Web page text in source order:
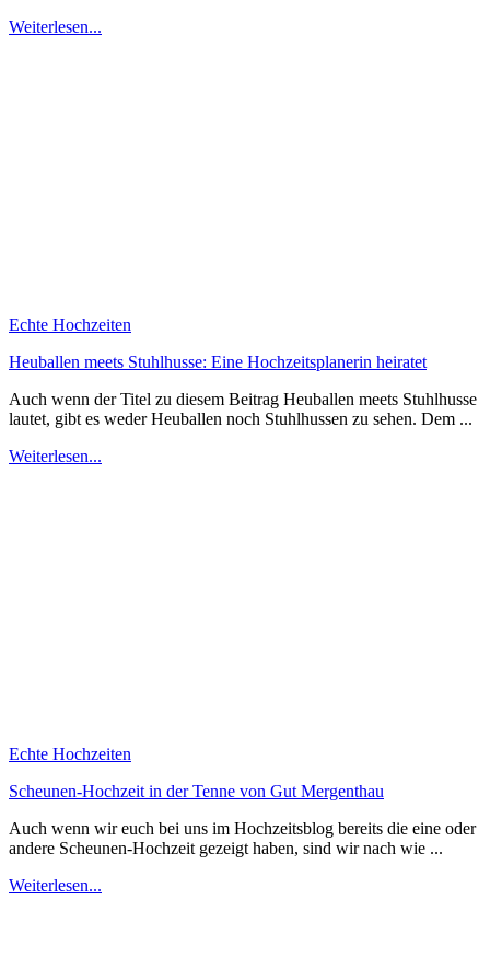
Weiterlesen...
Echte Hochzeiten
Heuballen meets Stuhlhusse: Eine Hochzeitsplanerin heiratet
Auch wenn der Titel zu diesem Beitrag Heuballen meets Stuhlhusse
lautet, gibt es weder Heuballen noch Stuhlhussen zu sehen. Dem ...
Weiterlesen...
Echte Hochzeiten
Scheunen-Hochzeit in der Tenne von Gut Mergenthau
Auch wenn wir euch bei uns im Hochzeitsblog bereits die eine oder
andere Scheunen-Hochzeit gezeigt haben, sind wir nach wie ...
Weiterlesen...